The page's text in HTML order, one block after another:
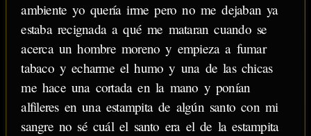
ambiente yo quería irme pero no me dejaban ya
estaba recignada a qué me mataran cuando se
acerca un hombre moreno y empieza a fumar
tabaco y echarme el humo y una de las chicas
me hace una cortada en la mano y ponían
alfileres en una estampita de algún santo con mi
sangre no sé cuál el santo era el de la estampita